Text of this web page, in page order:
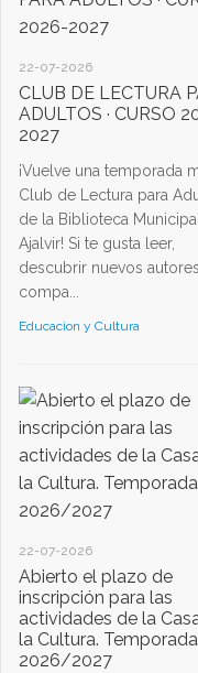
22-07-2026
CLUB DE LECTURA
ADULTOS · CURSO
2027
¡Vuelve una temporada
Club de Lectura para
de la Biblioteca
Ajalvir! Si te gusta leer,
descubrir nuevos
compa...
Educacion y Cultura
22-07-2026
Abierto el plazo de
inscripción para las
actividades de la
la Cultura. Temporada
2026/2027